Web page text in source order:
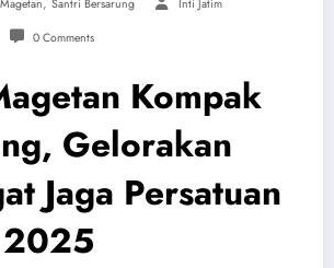
Santri Bersarung Inti Jatim
0 Comments
Kompak
Gelorakan
Jaga Persatuan